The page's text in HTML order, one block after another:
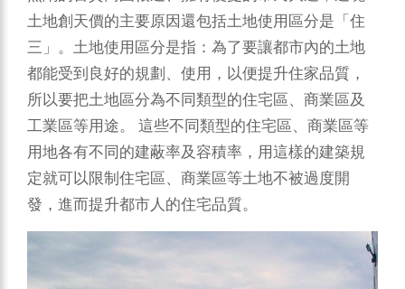
土地創天價的主要原因還包括土地使用區分是「住
三」。土地使用區分是指：為了要讓都市內的土地
都能受到良好的規劃、使用，以便提升住家品質，
所以要把土地區分為不同類型的住宅區、商業區及
工業區等用途。 這些不同類型的住宅區、商業區等
用地各有不同的建蔽率及容積率，用這樣的建築規
定就可以限制住宅區、商業區等土地不被過度開
發，進而提升都市人的住宅品質。